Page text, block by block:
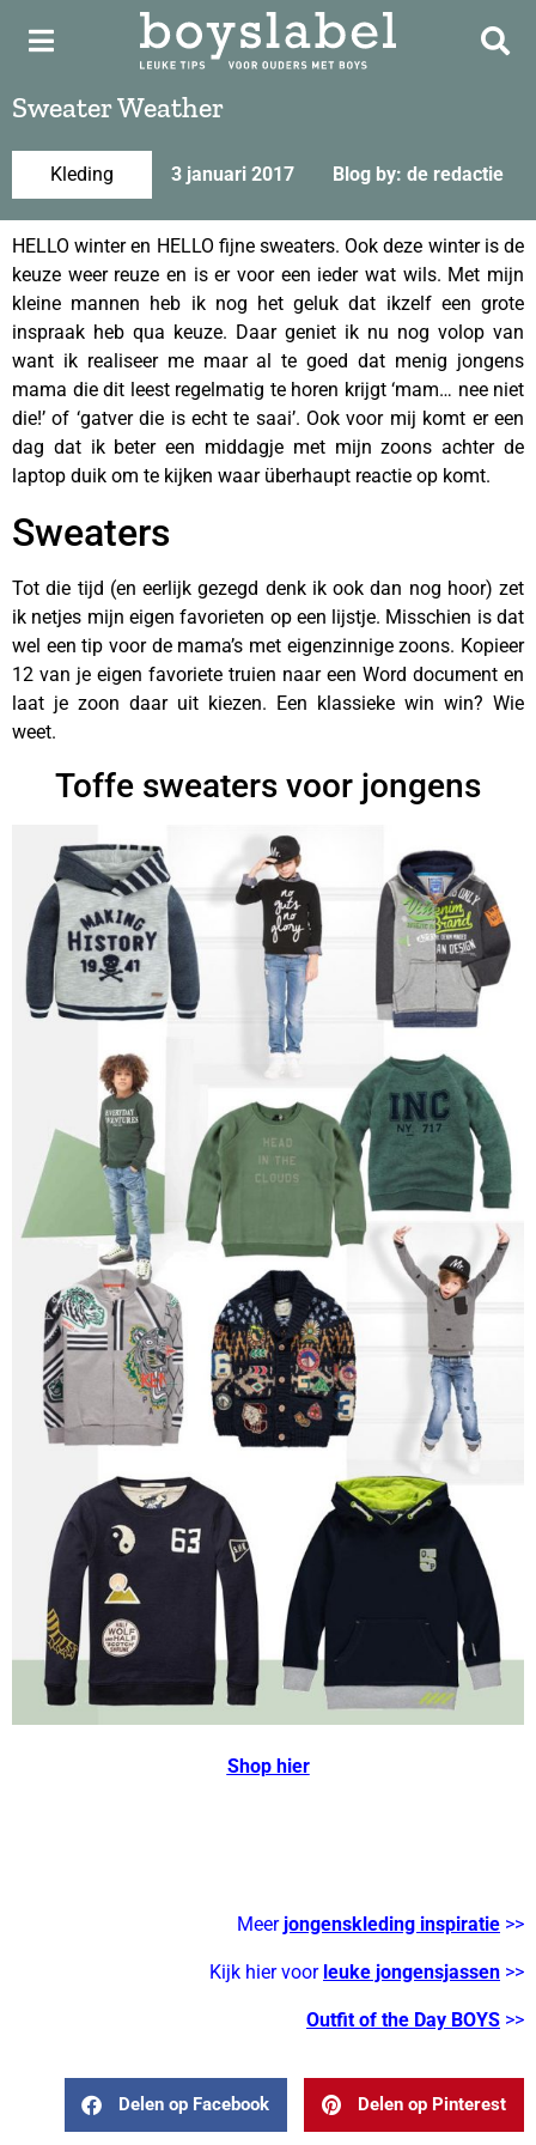
Sweater Weather
Kleding 3 januari 2017 Blog by: de redactie
HELLO winter en HELLO fijne sweaters. Ook deze winter is de
keuze weer reuze en is er voor een ieder wat wils. Met mijn
kleine mannen heb ik nog het geluk dat ikzelf een grote
inspraak heb qua keuze. Daar geniet ik nu nog volop van
want ik realiseer me maar al te goed dat menig jongens
mama die dit leest regelmatig te horen krijgt ‘mam… nee niet
die!’ of ‘gatver die is echt te saai’. Ook voor mij komt er een
dag dat ik beter een middagje met mijn zoons achter de
laptop duik om te kijken waar überhaupt reactie op komt.
Sweaters
Tot die tijd (en eerlijk gezegd denk ik ook dan nog hoor) zet
ik netjes mijn eigen favorieten op een lijstje. Misschien is dat
wel een tip voor de mama’s met eigenzinnige zoons. Kopieer
12 van je eigen favoriete truien naar een Word document en
laat je zoon daar uit kiezen. Een klassieke win win? Wie
weet.
Toffe sweaters voor jongens
Shop hier
Meer jongenskleding inspiratie >>
Kijk hier voor leuke jongensjassen >>
Outfit of the Day BOYS >>
Delen op Facebook Delen op Pinterest